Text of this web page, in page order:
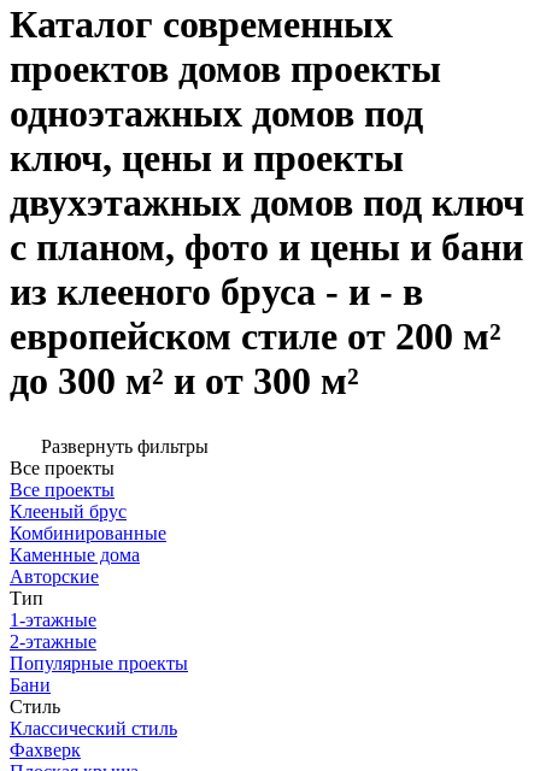
Каталог современных
проектов домов проекты
одноэтажных домов под
ключ, цены и проекты
двухэтажных домов под ключ
с планом, фото и цены и бани
из клееного бруса - и - в
европейском стиле от 200 м²
до 300 м² и от 300 м²
Развернуть фильтры
Все проекты
Все проекты
Клееный брус
Комбинированные
Каменные дома
Авторские
Тип
1-этажные
2-этажные
Популярные проекты
Бани
Стиль
Классический стиль
Фахверк